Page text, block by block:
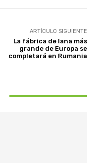
ARTÍCULO SIGUIENTE
La fábrica de lana más
grande de Europa se
completará en Rumania